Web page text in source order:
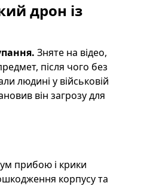
дрон із
Зняте на відео,
після чого без
людині у військовій
він загрозу для
прибою і крики
корпусу та